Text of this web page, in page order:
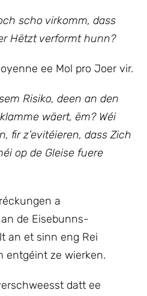
scho virkomm, dass
Hëtzt verformt hunn?
ee Mol pro Joer vir.
Risiko, deen an den
wäert, ëm? Wéi
fir z’evitéieren, dass Zich
op de Gleise fuere
a
de Eisebunns-
an et sinn eng Rei
entgéint ze wierken.
datt ee